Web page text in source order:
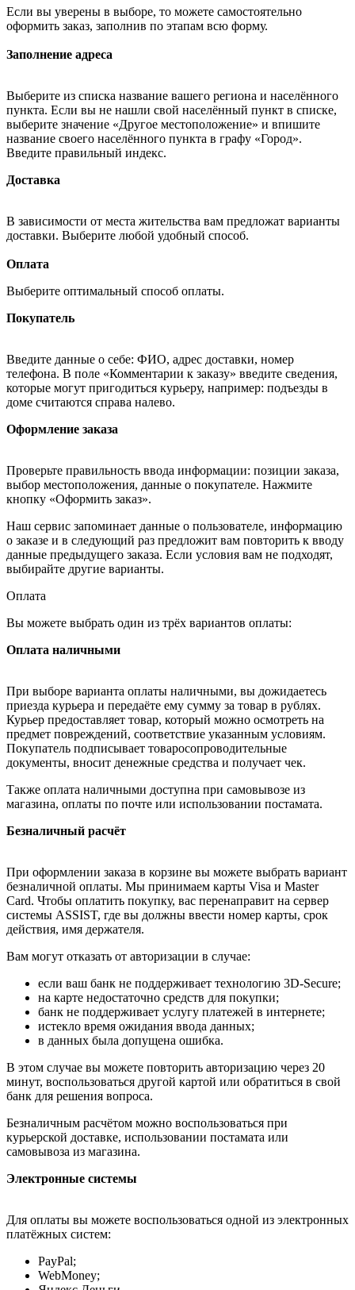
Если вы уверены в выборе, то можете самостоятельно
оформить заказ, заполнив по этапам всю форму.
Заполнение адреса
Выберите из списка название вашего региона и населённого
пункта. Если вы не нашли свой населённый пункт в списке,
выберите значение «Другое местоположение» и впишите
название своего населённого пункта в графу «Город».
Введите правильный индекс.
Доставка
В зависимости от места жительства вам предложат варианты
доставки. Выберите любой удобный способ.
Оплата
Выберите оптимальный способ оплаты.
Покупатель
Введите данные о себе: ФИО, адрес доставки, номер
телефона. В поле «Комментарии к заказу» введите сведения,
которые могут пригодиться курьеру, например: подъезды в
доме считаются справа налево.
Оформление заказа
Проверьте правильность ввода информации: позиции заказа,
выбор местоположения, данные о покупателе. Нажмите
кнопку «Оформить заказ».
Наш сервис запоминает данные о пользователе, информацию
о заказе и в следующий раз предложит вам повторить к вводу
данные предыдущего заказа. Если условия вам не подходят,
выбирайте другие варианты.
Оплата
Вы можете выбрать один из трёх вариантов оплаты:
Оплата наличными
При выборе варианта оплаты наличными, вы дожидаетесь
приезда курьера и передаёте ему сумму за товар в рублях.
Курьер предоставляет товар, который можно осмотреть на
предмет повреждений, соответствие указанным условиям.
Покупатель подписывает товаросопроводительные
документы, вносит денежные средства и получает чек.
Также оплата наличными доступна при самовывозе из
магазина, оплаты по почте или использовании постамата.
Безналичный расчёт
При оформлении заказа в корзине вы можете выбрать вариант
безналичной оплаты. Мы принимаем карты Visa и Master
Card. Чтобы оплатить покупку, вас перенаправит на сервер
системы ASSIST, где вы должны ввести номер карты, срок
действия, имя держателя.
Вам могут отказать от авторизации в случае:
если ваш банк не поддерживает технологию 3D-Secure;
на карте недостаточно средств для покупки;
банк не поддерживает услугу платежей в интернете;
истекло время ожидания ввода данных;
в данных была допущена ошибка.
В этом случае вы можете повторить авторизацию через 20
минут, воспользоваться другой картой или обратиться в свой
банк для решения вопроса.
Безналичным расчётом можно воспользоваться при
курьерской доставке, использовании постамата или
самовывоза из магазина.
Электронные системы
Для оплаты вы можете воспользоваться одной из электронных
платёжных систем:
PayPal;
WebMoney;